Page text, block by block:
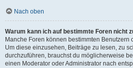
Nach oben
Warum kann ich auf bestimmte Foren nicht
Manche Foren können bestimmten
Um diese einzusehen, Beiträge zu lesen, zu
durchzuführen, brauchst du möglicherweise
einen Moderator oder Administrator nach